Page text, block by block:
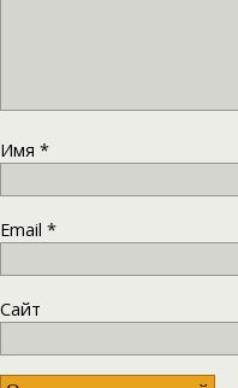
Имя *
Email *
Сайт